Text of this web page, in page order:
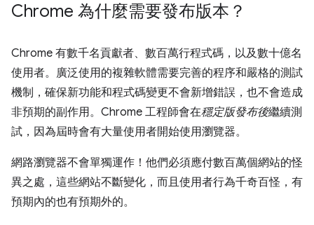
Chrome 為什麼需要發布版本？
Chrome 有數千名貢獻者、數百萬行程式碼，以及數十億名
使用者。廣泛使用的複雜軟體需要完善的程序和嚴格的測試
機制，確保新功能和程式碼變更不會新增錯誤，也不會造成
非預期的副作用。Chrome 工程師會在穩定版發布後繼續測
試，因為屆時會有大量使用者開始使用瀏覽器。
網路瀏覽器不會單獨運作！他們必須應付數百萬個網站的怪
異之處，這些網站不斷變化，而且使用者行為千奇百怪，有
預期內的也有預期外的。